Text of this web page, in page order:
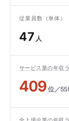
従業員数（単体）
47 人
サービス業の年収
409位／